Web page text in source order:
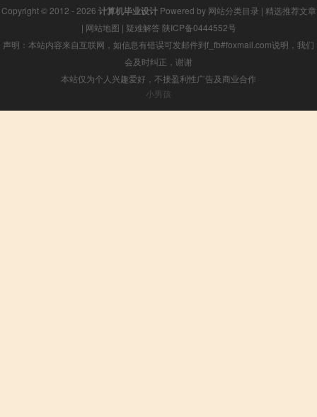
Copyright © 2012 - 2026 计算机毕业设计Powered by 网站分类目录 | 精选推荐文章
| 网站地图 | 疑难解答 陕ICP备0444552号
声明：本站内容来自互联网，如信息有错误可发邮件到f_fb#foxmail.com说明，我们
会及时纠正，谢谢
本站仅为个人兴趣爱好，不接盈利性广告及商业合作
小男孩